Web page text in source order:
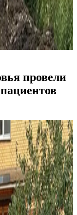
провели